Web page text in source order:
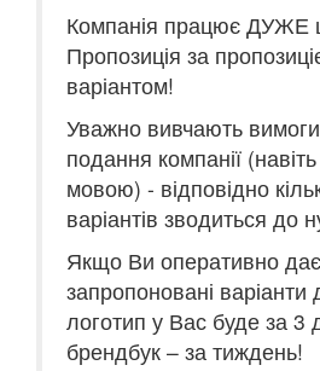
Компанія працює ДУЖЕ
Пропозиція за
варіантом!
Уважно вивчають
подання компанії
мовою) - відповідно
варіантів зводиться до
Якщо Ви оперативно
запропоновані
логотип у Вас буде за 3
брендбук – за тиждень!